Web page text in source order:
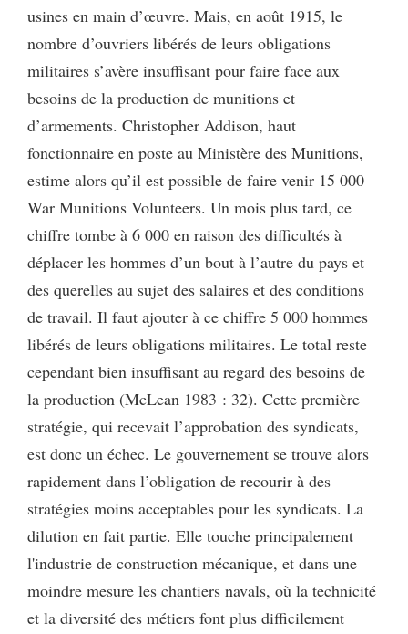
usines en main d’œuvre. Mais, en août 1915, le
nombre d’ouvriers libérés de leurs obligations
militaires s’avère insuffisant pour faire face aux
besoins de la production de munitions et
d’armements. Christopher Addison, haut
fonctionnaire en poste au Ministère des Munitions,
estime alors qu’il est possible de faire venir 15 000
War Munitions Volunteers. Un mois plus tard, ce
chiffre tombe à 6 000 en raison des difficultés à
déplacer les hommes d’un bout à l’autre du pays et
des querelles au sujet des salaires et des conditions
de travail. Il faut ajouter à ce chiffre 5 000 hommes
libérés de leurs obligations militaires. Le total reste
cependant bien insuffisant au regard des besoins de
la production (McLean 1983 : 32). Cette première
stratégie, qui recevait l’approbation des syndicats,
est donc un échec. Le gouvernement se trouve alors
rapidement dans l’obligation de recourir à des
stratégies moins acceptables pour les syndicats. La
dilution en fait partie. Elle touche principalement
l'industrie de construction mécanique, et dans une
moindre mesure les chantiers navals, où la technicité
et la diversité des métiers font plus difficilement